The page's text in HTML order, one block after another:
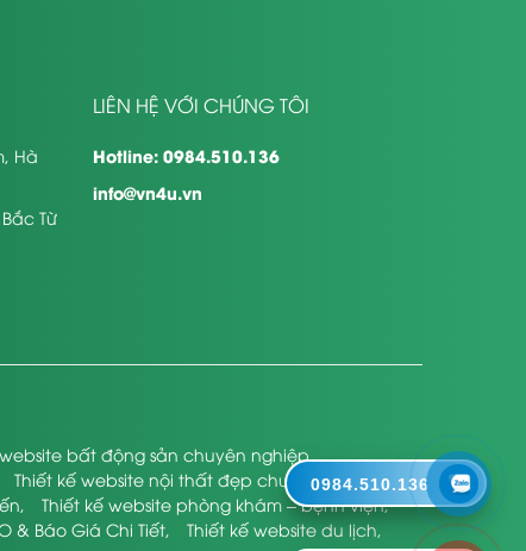
Hà
Từ
LIÊN HỆ VỚI CHÚNG TÔI
Hotline: 0984.510.136
info@vn4u.vn
bất động sản chuyên nghiệp,
Thiết kế website nội thất đẹp chuyên nghiệp,
, Thiết kế website phòng khám – bệnh viện,
& Báo Giá Chi Tiết, Thiết kế website du lịch,
0984.510.136